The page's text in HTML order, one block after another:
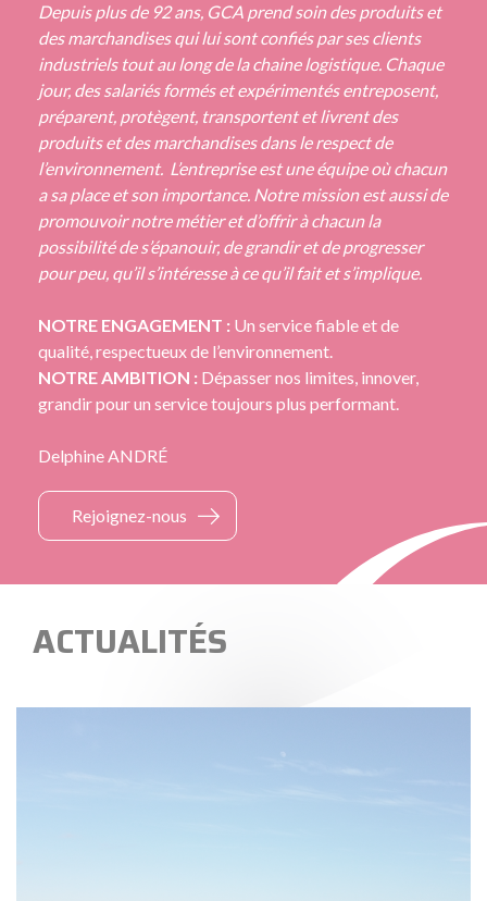
Depuis plus de 92 ans, GCA prend soin des produits et
des marchandises qui lui sont confiés par ses clients
industriels tout au long de la chaine logistique. Chaque
jour, des salariés formés et expérimentés entreposent,
préparent, protègent, transportent et livrent des
produits et des marchandises dans le respect de
l’environnement. L’entreprise est une équipe où chacun
a sa place et son importance. Notre mission est aussi de
promouvoir notre métier et d’offrir à chacun la
possibilité de s’épanouir, de grandir et de progresser
pour peu, qu’il s’intéresse à ce qu’il fait et s’implique.
NOTRE ENGAGEMENT : Un service fiable et de
qualité, respectueux de l’environnement.
NOTRE AMBITION : Dépasser nos limites, innover,
grandir pour un service toujours plus performant.
Delphine ANDRÉ
Rejoignez-nous
ACTUALITÉS